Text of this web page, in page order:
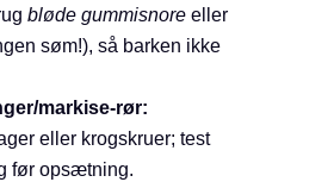
bløde gummisnore eller
søm!), så barken ikke
markise-rør:
eller krogskruer; test
før opsætning.